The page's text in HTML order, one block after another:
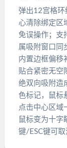
弹出12宫格
心清除绑定区
免误操作；支
属吸附窗口同
内置边框偏移
贴合紧密无空
绝双向吸附造
色标记，鼠标
点击中心区域
鼠标变为十字
键/ESC键可取